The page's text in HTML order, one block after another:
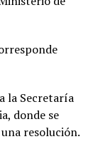
la Secretaría
donde se
resolución.